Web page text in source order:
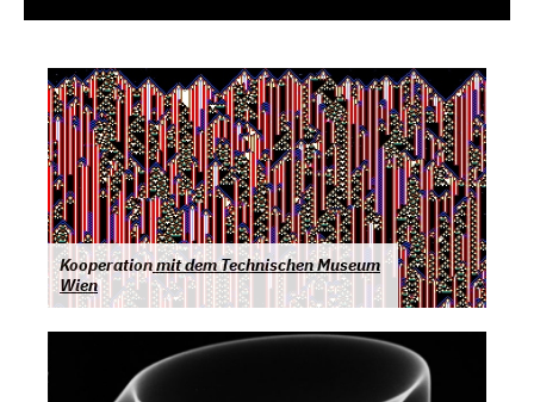
Kooperationmit dem Technischen Museum
Wien